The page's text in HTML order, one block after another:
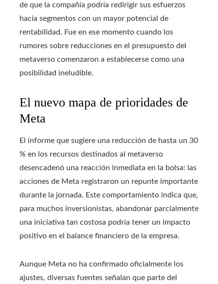
de que la compañía podría redirigir sus esfuerzos
hacia segmentos con un mayor potencial de
rentabilidad. Fue en ese momento cuando los
rumores sobre reducciones en el presupuesto del
metaverso comenzaron a establecerse como una
posibilidad ineludible.
El nuevo mapa de prioridades de
Meta
El informe que sugiere una reducción de hasta un 30
% en los recursos destinados al metaverso
desencadenó una reacción inmediata en la bolsa: las
acciones de Meta registraron un repunte importante
durante la jornada. Este comportamiento indica que,
para muchos inversionistas, abandonar parcialmente
una iniciativa tan costosa podría tener un impacto
positivo en el balance financiero de la empresa.
Aunque Meta no ha confirmado oficialmente los
ajustes, diversas fuentes señalan que parte del